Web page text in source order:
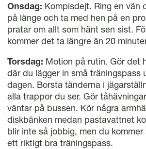
Onsdag: Kompisdejt. Ring en vän
på länge och ta med hen på en
pratar om allt som hänt sen sist.
kommer det ta längre än 20
Torsdag: Motion på rutin. Gör det
där du lägger in små träningspass
dagen. Borsta tänderna i
alla trappor du ser. Gör
väntar på bussen. Kör några
diskbänken medan pastavattnet
blir inte så jobbig, men du
ett riktigt bra träningspass.